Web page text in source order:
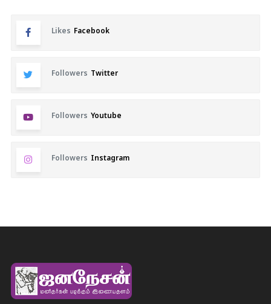
Likes Facebook
Followers Twitter
Followers Youtube
Followers Instagram